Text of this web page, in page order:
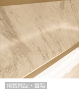
掲載雑誌・書籍